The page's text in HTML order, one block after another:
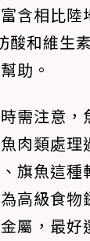
含相比陸
酸和維生
助。
需注意，
肉類處理
旗魚這種
高級食物
屬，最好